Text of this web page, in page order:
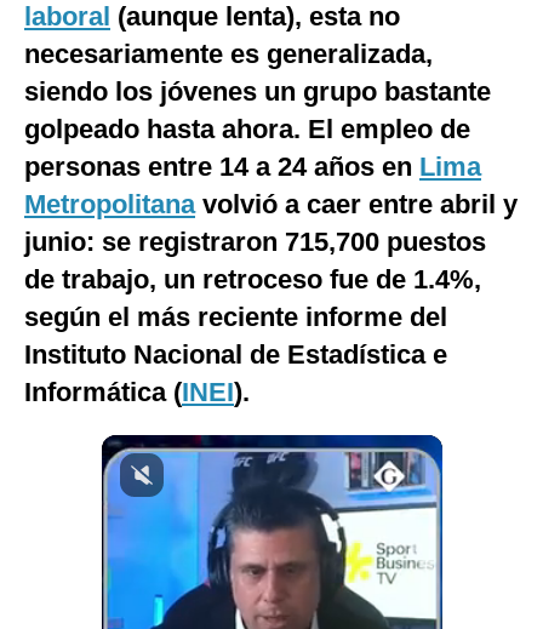
España
Internacional
Tecnología
Club del Suscriptor
Mix
G de Gestión
Notas Contratadas
Podcast
Fotogalerías
laboral (aunque lenta), esta no
necesariamente es generalizada,
siendo los jóvenes un grupo bastante
golpeado hasta ahora. El empleo de
personas entre 14 a 24 años en Lima
Metropolitanavolvió a caer entre abril y
junio: se registraron 715,700 puestos
de trabajo, un retroceso fue de 1.4%,
según el más reciente informe del
Instituto Nacional de Estadística e
Informática (INEI).